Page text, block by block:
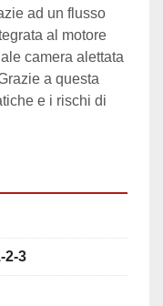
ad un flusso
al motore
camera alettata
a questa
e i rischi di
del
un’aria di
residui oleosi.
che evita, in
La speciale
2-3